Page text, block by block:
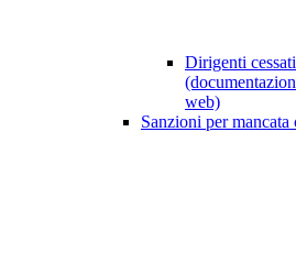
Dirigenti
web)
Sanzioni per